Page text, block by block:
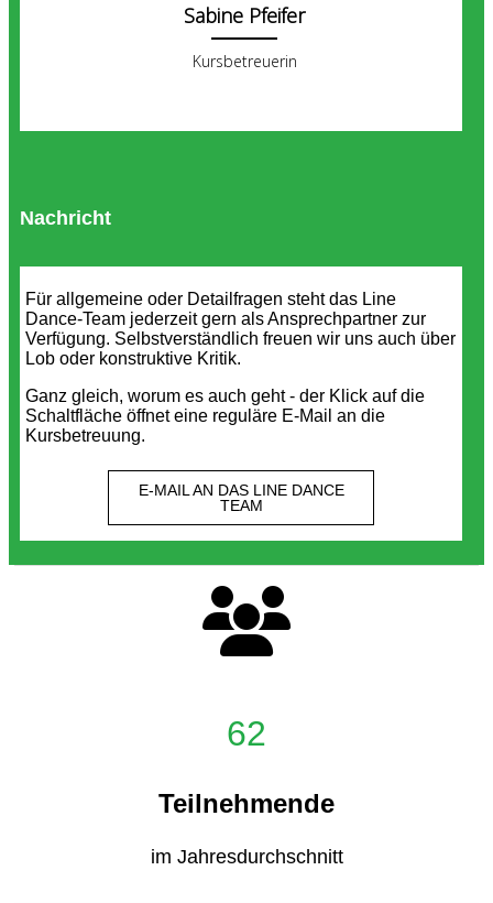
Sabine Pfeifer
Kursbetreuerin
Nachricht
Für allgemeine oder Detailfragen steht das Line
Dance-Team jederzeit gern als Ansprechpartner zur
Verfügung. Selbstverständlich freuen wir uns auch über
Lob oder konstruktive Kritik.
Ganz gleich, worum es auch geht - der Klick auf die
Schaltfläche öffnet eine reguläre E-Mail an die
Kursbetreuung.
E-MAIL AN DAS LINE DANCE
TEAM
62
Teilnehmende
im Jahresdurchschnitt